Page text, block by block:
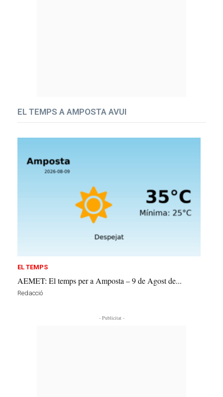
EL TEMPS A AMPOSTA AVUI
EL TEMPS
AEMET: El temps per a Amposta – 9 de Agost de...
Redacció
- Publicitat -